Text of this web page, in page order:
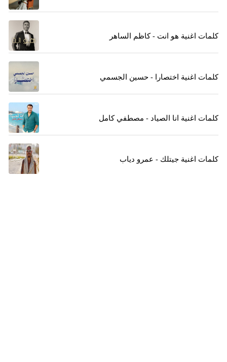
كلمات اغنية هو انت - كاظم الساهر
كلمات اغنية اختصارا - حسين الجسمي
كلمات اغنية انا الصياد - مصطفي كامل
كلمات اغنية جيتلك - عمرو دياب